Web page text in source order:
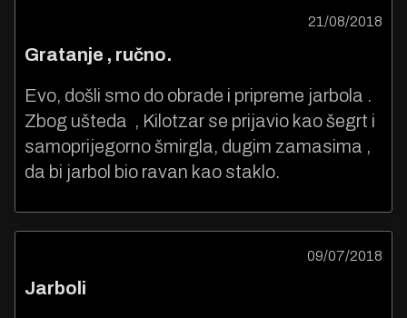
21/08/2018
Gratanje , ručno.
Evo, došli smo do obrade i pripreme jarbola .
Zbog ušteda , Kilotzar se prijavio kao šegrt i
samoprijegorno šmirgla, dugim zamasima ,
da bi jarbol bio ravan kao staklo.
09/07/2018
Jarboli